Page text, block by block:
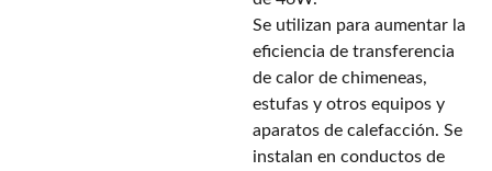
Se utilizan para aumentar la
eficiencia de transferencia
de calor de chimeneas,
estufas y otros equipos y
aparatos de calefacción. Se
instalan en conductos de